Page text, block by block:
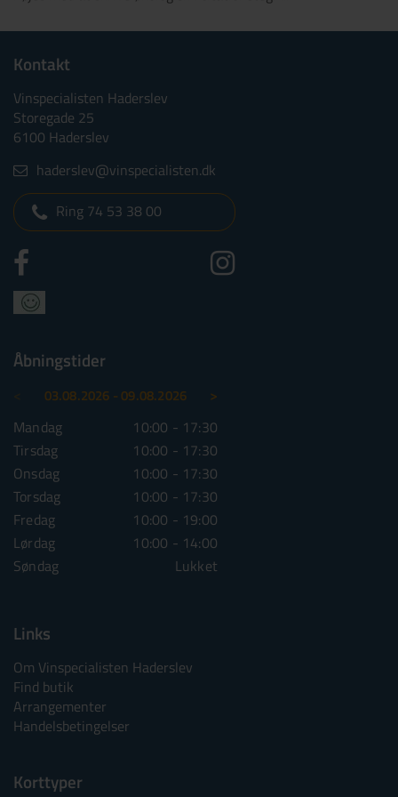
Kontakt
Vinspecialisten Haderslev
Storegade 25
6100 Haderslev
haderslev@vinspecialisten.dk
Ring 74 53 38 00
Åbningstider
>
03.08.2026 - 09.08.2026
Mandag
10:00 - 17:30
Tirsdag
10:00 - 17:30
Onsdag
10:00 - 17:30
Torsdag
10:00 - 17:30
Fredag
10:00 - 19:00
Lørdag
10:00 - 14:00
Søndag
Lukket
Links
Om Vinspecialisten Haderslev
Find butik
Arrangementer
Handelsbetingelser
Korttyper